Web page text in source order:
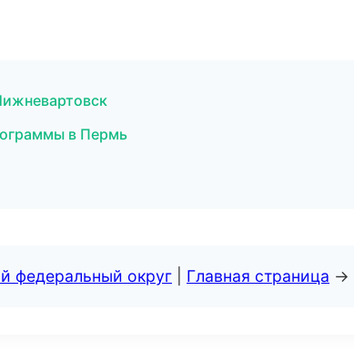
в Пермь
федеральный округ Главная страница →